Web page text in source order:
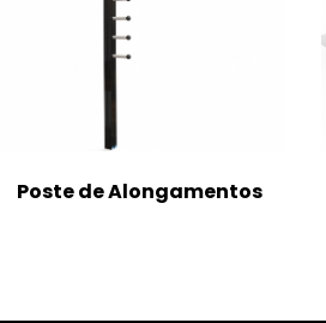
Poste de Alongamentos